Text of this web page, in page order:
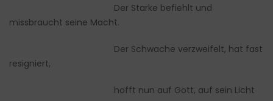
Der Starke befiehlt und
missbraucht seine Macht.
Der Schwache verzweifelt, hat fast
resigniert,
hofft nun auf Gott, auf sein Licht